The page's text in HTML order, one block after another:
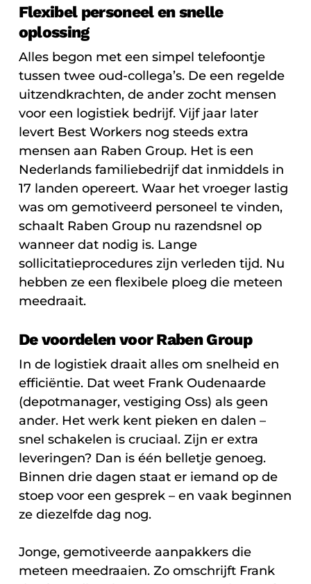
Flexibel personeel en snelle
oplossing
Alles begon met een simpel telefoontje
tussen twee oud-collega’s. De een regelde
uitzendkrachten, de ander zocht mensen
voor een logistiek bedrijf. Vijf jaar later
levert Best Workers nog steeds extra
mensen aan Raben Group. Het is een
Nederlands familiebedrijf dat inmiddels in
17 landen opereert. Waar het vroeger lastig
was om gemotiveerd personeel te vinden,
schaalt Raben Group nu razendsnel op
wanneer dat nodig is. Lange
sollicitatieprocedures zijn verleden tijd. Nu
hebben ze een flexibele ploeg die meteen
meedraait.
De voordelen voor Raben Group
In de logistiek draait alles om snelheid en
efficiëntie. Dat weet Frank Oudenaarde
(depotmanager, vestiging Oss) als geen
ander. Het werk kent pieken en dalen –
snel schakelen is cruciaal. Zijn er extra
leveringen? Dan is één belletje genoeg.
Binnen drie dagen staat er iemand op de
stoep voor een gesprek – en vaak beginnen
ze diezelfde dag nog.
Jonge, gemotiveerde aanpakkers die
meteen meedraaien. Zo omschrijft Frank